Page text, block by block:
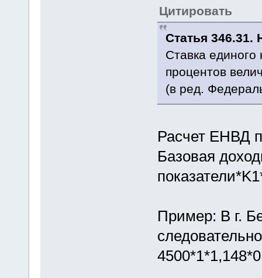
Цитировать
Статья 346.31.
Ставка единого
процентов
(в ред.
Расчет ЕНВД
Базовая
Пример: В г.